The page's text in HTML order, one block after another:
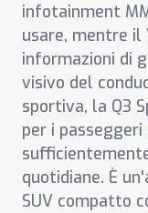
infotainment
usare, mentre
informazioni di
visivo del
sportiva, la Q3
per i
quotidiane. È
SUV compatto